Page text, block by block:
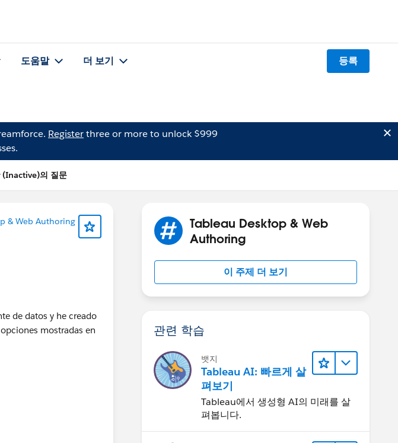
도움말 더 보기 등록
Registerthree or more to unlock $999
의 질문
& Web Authoring
de datos y he creado
mostradas en
Tableau Desktop & Web
Authoring
이 주제 더 보기
관련 학습
뱃지
Tableau AI: 빠르게 살
펴보기
Tableau에서 생성형 AI의 미래를 살
펴봅니다.